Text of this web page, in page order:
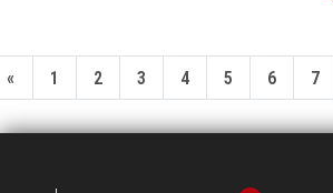
« 1 2 3 4 5 6 7